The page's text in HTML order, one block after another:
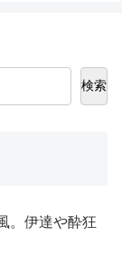
検索
。伊達や酔狂